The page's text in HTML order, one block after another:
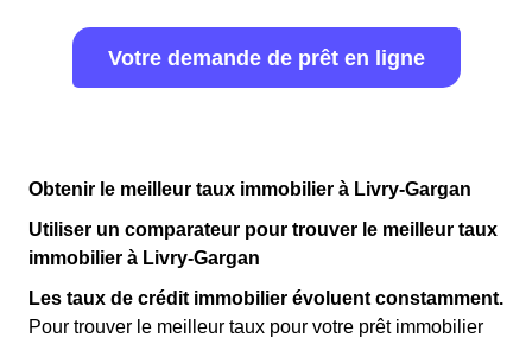
Votre demande de prêt en ligne
Obtenir le meilleur taux immobilier à Livry-Gargan
Utiliser un comparateur pour trouver le meilleur taux
immobilier à Livry-Gargan
Les taux de crédit immobilier évoluent constamment.
Pour trouver le meilleur taux pour votre prêt immobilier